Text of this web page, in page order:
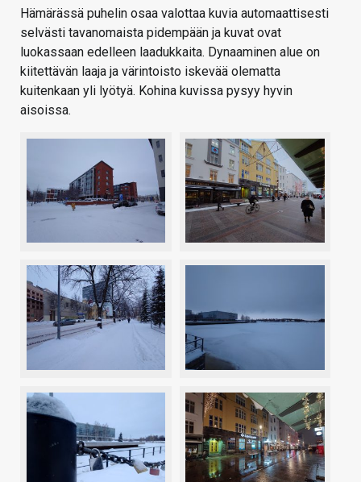
Hämärässä puhelin osaa valottaa kuvia automaattisesti
selvästi tavanomaista pidempään ja kuvat ovat
luokassaan edelleen laadukkaita. Dynaaminen alue on
kiitettävän laaja ja värintoisto iskevää olematta
kuitenkaan yli lyötyä. Kohina kuvissa pysyy hyvin
aisoissa.